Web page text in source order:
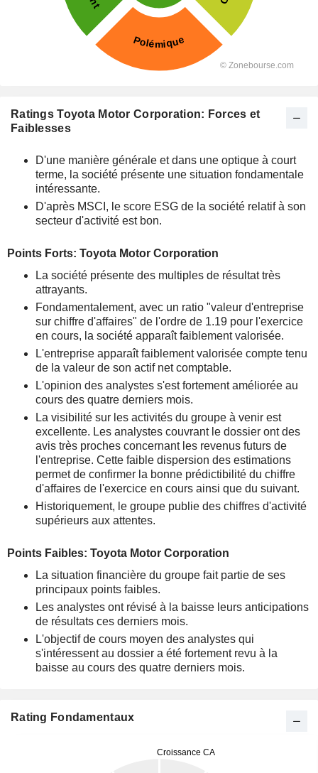
Ratings Toyota Motor Corporation: Forces et
Faiblesses
D'une manière générale et dans une optique à court
terme, la société présente une situation fondamentale
intéressante.
D'après MSCI, le score ESG de la société relatif à son
secteur d'activité est bon.
Points Forts: Toyota Motor Corporation
La société présente des multiples de résultat très
attrayants.
Fondamentalement, avec un ratio "valeur d'entreprise
sur chiffre d'affaires" de l'ordre de 1.19 pour l'exercice
en cours, la société apparaît faiblement valorisée.
L'entreprise apparaît faiblement valorisée compte tenu
de la valeur de son actif net comptable.
L'opinion des analystes s'est fortement améliorée au
cours des quatre derniers mois.
La visibilité sur les activités du groupe à venir est
excellente. Les analystes couvrant le dossier ont des
avis très proches concernant les revenus futurs de
l'entreprise. Cette faible dispersion des estimations
permet de confirmer la bonne prédictibilité du chiffre
d'affaires de l'exercice en cours ainsi que du suivant.
Historiquement, le groupe publie des chiffres d'activité
supérieurs aux attentes.
Points Faibles: Toyota Motor Corporation
La situation financière du groupe fait partie de ses
principaux points faibles.
Les analystes ont révisé à la baisse leurs anticipations
de résultats ces derniers mois.
L'objectif de cours moyen des analystes qui
s'intéressent au dossier a été fortement revu à la
baisse au cours des quatre derniers mois.
Rating Fondamentaux